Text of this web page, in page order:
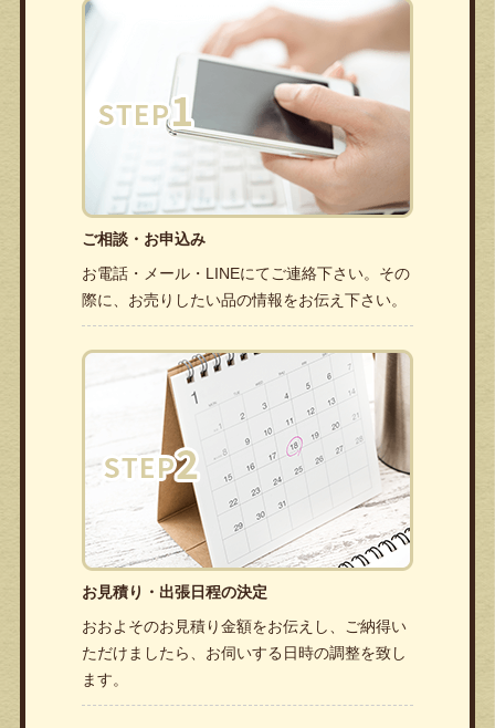
ご相談・お申込み
お電話・メール・LINEにてご連絡下さい。その
際に、お売りしたい品の情報をお伝え下さい。
お見積り・出張日程の決定
おおよそのお見積り金額をお伝えし、ご納得い
ただけましたら、お伺いする日時の調整を致し
ます。